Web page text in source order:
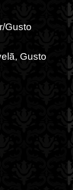
Gusto
Gusto